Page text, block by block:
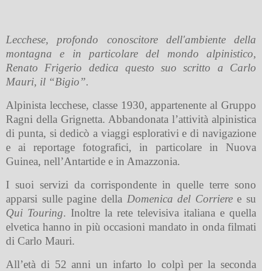
Lecchese, profondo conoscitore dell'ambiente della
montagna e in particolare del mondo alpinistico,
Renato Frigerio dedica questo suo scritto a Carlo
Mauri, il “Bigio”.
Alpinista lecchese, classe 1930, appartenente al Gruppo
Ragni della Grignetta. Abbandonata l’attività alpinistica
di punta, si dedicò a viaggi esplorativi e di navigazione
e ai reportage fotografici, in particolare in Nuova
Guinea, nell’Antartide e in Amazzonia.
I suoi servizi da corrispondente in quelle terre sono
apparsi sulle pagine della Domenica del Corrieree su
Qui Touring. Inoltre la rete televisiva italiana e quella
elvetica hanno in più occasioni mandato in onda filmati
di Carlo Mauri.
All’età di 52 anni un infarto lo colpì per la seconda